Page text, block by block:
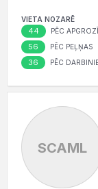
VIETA NOZARĒ
44 PĒC
56 PĒC PEĻŅAS
36 PĒC
SCAML